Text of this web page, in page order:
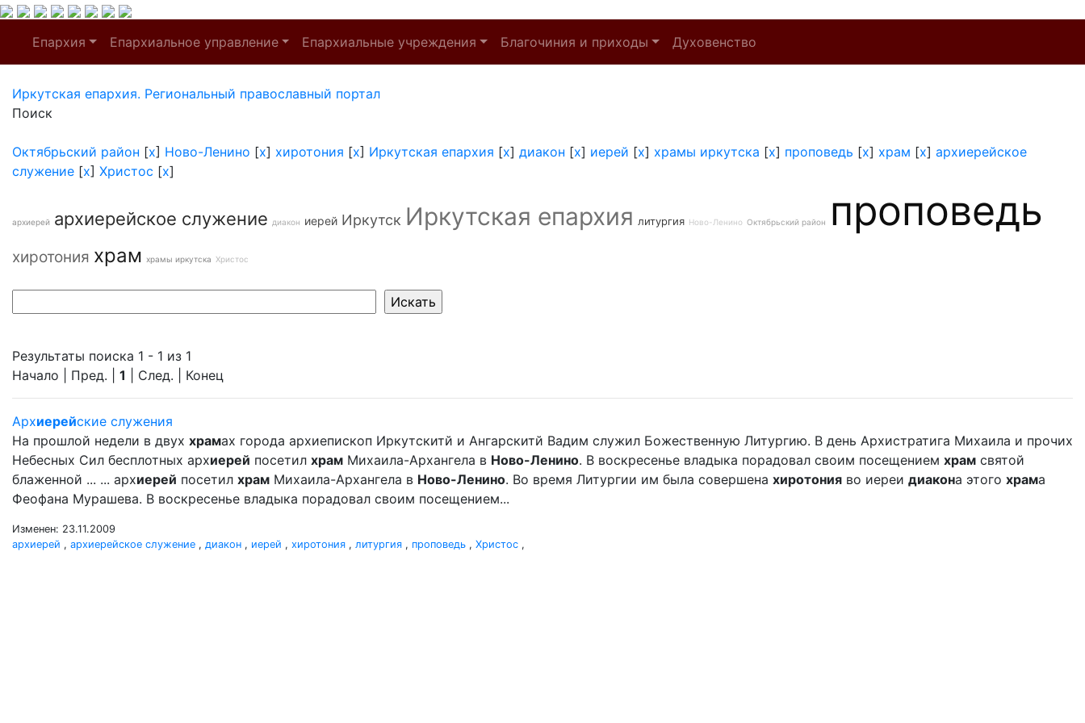
Епархия Епархиальное управление Епархиальные учреждения Благочиния и приходы Духовенство
Иркутская епархия. Региональный православный портал
Поиск
Октябрьский район [x] Ново-Ленино [x] хиротония [x] Иркутская епархия [x] диакон [x] иерей [x] храмы иркутска [x] проповедь [x] храм [x] архиерейское
служение [x] Христос [x]
архиерей архиерейское служение диакон иерей Иркутск Иркутская епархия литургия Ново-Ленино Октябрьский район проповедь
хиротония храм храмы иркутска Христос
Результаты поиска 1 - 1 из 1
Начало | Пред. | 1 | След. | Конец
Архиерейские служения
На прошлой недели в двух храмах города архиепископ Иркутскитй и Ангарскитй Вадим служил Божественную Литургию. В день Архистратига Михаила и прочих
Небесных Сил бесплотных архиерей посетил храм Михаила-Архангела в Ново-Ленино. В воскресенье владыка порадовал своим посещением храм святой
блаженной ... ... архиерей посетил храм Михаила-Архангела в Ново-Ленино. Во время Литургии им была совершена хиротония во иереи диакона этого храма
Феофана Мурашева. В воскресенье владыка порадовал своим посещением...
Изменен: 23.11.2009
архиерей , архиерейское служение , диакон , иерей , хиротония , литургия , проповедь , Христос ,